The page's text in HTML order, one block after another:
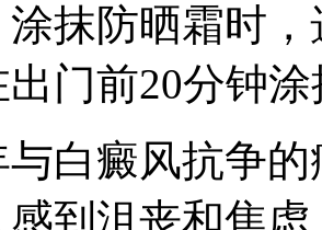
抹防晒霜时
门前20分钟
白癜风抗争
感到沮丧和焦